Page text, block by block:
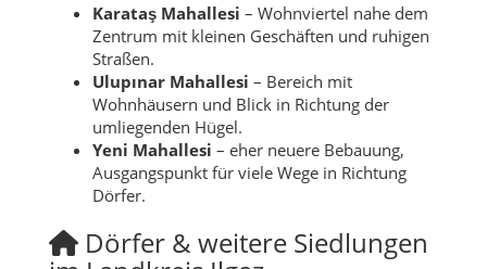
Karataş Mahallesi – Wohnviertel nahe dem
Zentrum mit kleinen Geschäften und ruhigen
Straßen.
Ulupınar Mahallesi – Bereich mit
Wohnhäusern und Blick in Richtung der
umliegenden Hügel.
Yeni Mahallesi – eher neuere Bebauung,
Ausgangspunkt für viele Wege in Richtung
Dörfer.
Dörfer & weitere Siedlungen